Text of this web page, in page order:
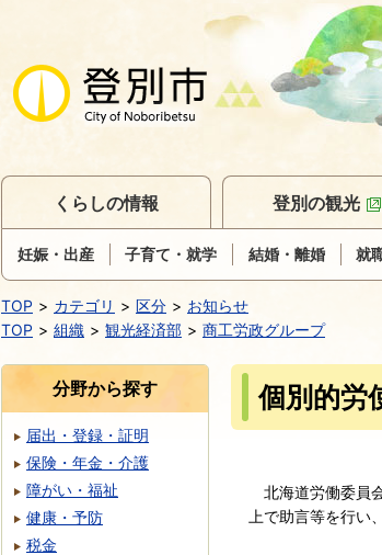
くらしの情報
妊娠・出産 子育て・就学 結婚・離婚 就
登別の観光
TOP カテゴリ 区分
お知らせ
TOP
組織 観光経済部 商工労政グループ
個別的労
北海道労働委員
上で助言等を行い
分野から探す
届出・登録・証明
保険・年金・介護
障がい・福祉
健康・予防
税金